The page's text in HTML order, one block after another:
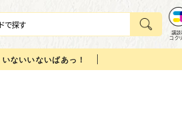
講談
コク
いないいないばあっ！